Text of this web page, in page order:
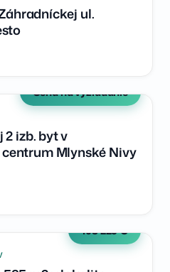
ul.
Cena na vyžiadanie
izb. byt v
Mlynské Nivy
108 225 €